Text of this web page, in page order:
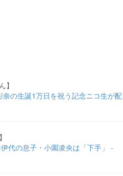
】
の生誕1万日を祝う記念ニコ生が配
代の息子・小園凌央は「下手」 -